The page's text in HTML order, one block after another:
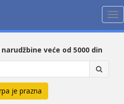
veće od 5000 din
je prazna